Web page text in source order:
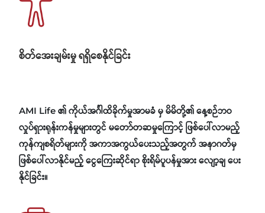
စိတ်အေးချမ်းမှု ရရှိစေနိုင်ခြင်း
AMI Life ၏ ကိုယ်အင်္ဂါထိခိုက်မှုအာမခံ မှ မိမိတို့၏ နေ့စဉ်ဘဝ
လှုပ်ရှားရုန်းကန်မှုများတွင် မတော်တဆမှုကြောင့် ဖြစ်ပေါ်လာမည့်
ကုန်ကျစရိတ်များကို အကာအကွယ်ပေးသည့်အတွက် အနာဂတ်မှ
ဖြစ်ပေါ်လာနိုင်မည့် ငွေကြေးဆိုင်ရာ စိုးရိမ်ပူပန်မှုအား လျော့ချ ပေး
နိုင်ခြင်း။